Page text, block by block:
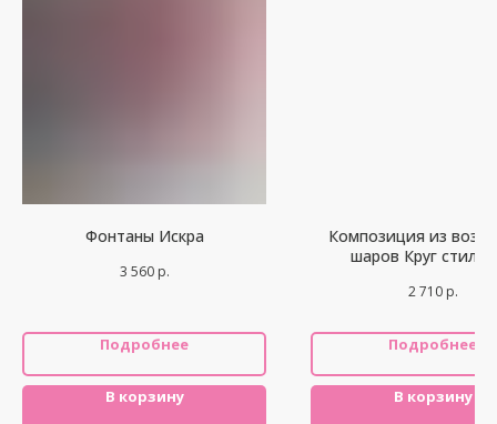
Фонтаны Искра
3 560 р.
Подробнее
В корзину
Композиция из
шаров Круг
2 710 р.
Подробнее
В корзину